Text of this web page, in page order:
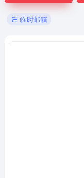
临时邮箱